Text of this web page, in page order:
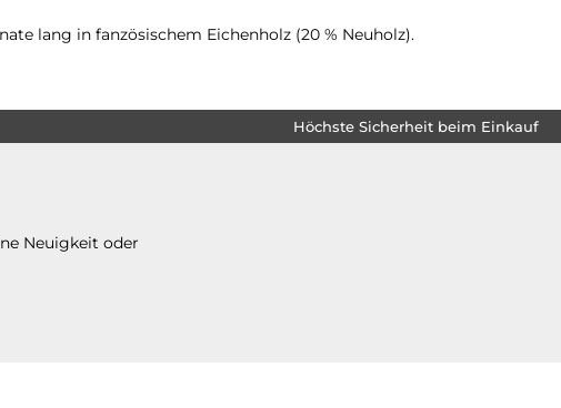
lang in fanzösischem Eichenholz (20 % Neuholz).
Höchste Sicherheit beim Einkauf
Neuigkeit oder